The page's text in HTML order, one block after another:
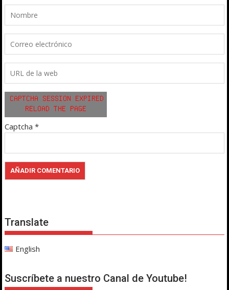
Captcha *
Translate
English
Suscríbete a nuestro Canal de Youtube!